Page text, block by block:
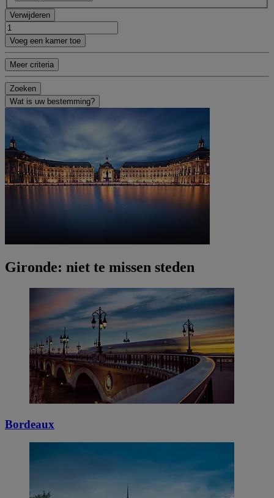
Verwijderen
Voeg een kamer toe
Meer criteria
Zoeken
Wat is uw bestemming?
Gironde: niet te missen steden
Bordeaux